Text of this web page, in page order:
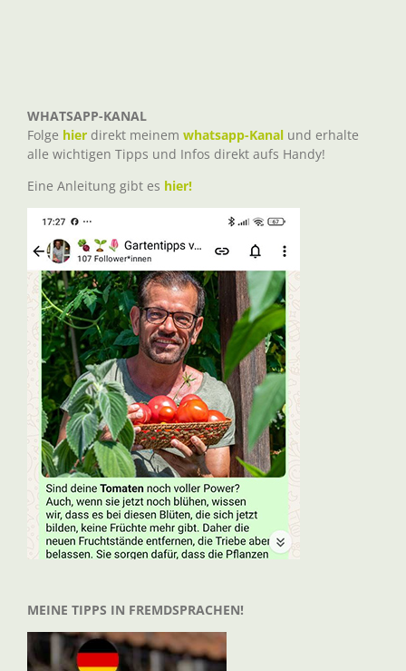
WHATSAPP-KANAL
Folge hier direkt meinem whatsapp-Kanal und erhalte
alle wichtigen Tipps und Infos direkt aufs Handy!
Eine Anleitung gibt es hier!
MEINE TIPPS IN FREMDSPRACHEN!